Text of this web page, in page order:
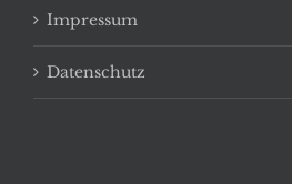
Impressum
Datenschutz